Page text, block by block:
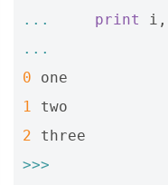
...
print i ,
...
0
one
1
two
2
three
>>>